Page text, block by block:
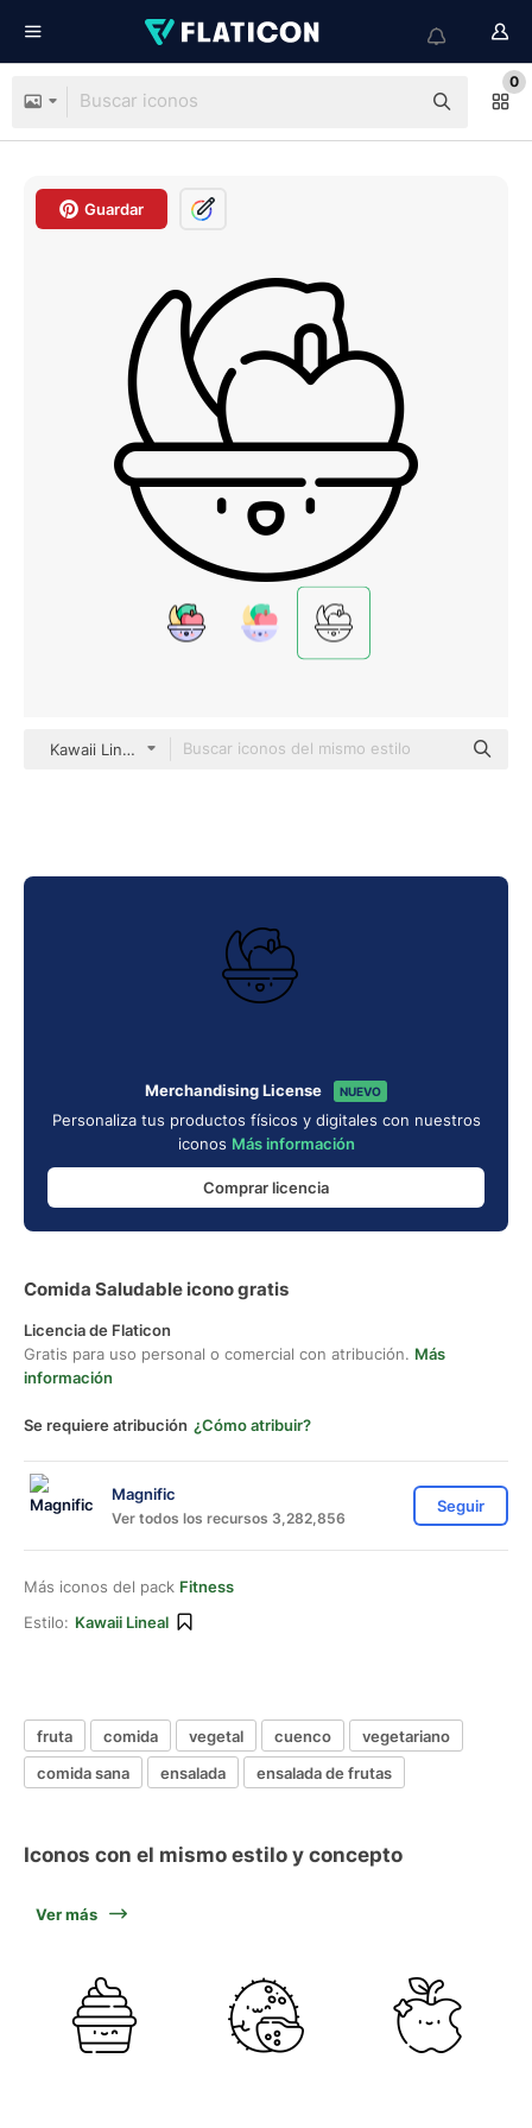
0
Guardar
Kawaii Lineal
Merchandising License NUEVO
Personaliza tus productos físicos y digitales con nuestros
iconos Más información
Comprar licencia
Comida Saludable icono gratis
Licencia de Flaticon
Gratis para uso personal o comercial con atribución. Más
información
Se requiere atribución ¿Cómo atribuir?
Magnific
Ver todos los recursos 3,282,856
Seguir
Más iconos del pack Fitness
Estilo: Kawaii Lineal
fruta comida vegetal cuenco
vegetariano
comida sana
ensalada ensalada de frutas
Iconos con el mismo estilo y concepto
Ver más